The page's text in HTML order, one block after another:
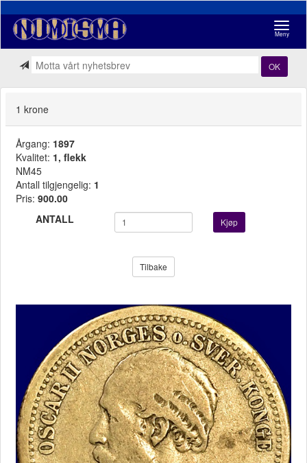
Meny
OK
1 krone
Årgang: 1897
Kvalitet: 1, flekk
NM45
Antall tilgjengelig: 1
Pris: 900.00
ANTALL
Kjøp
Tilbake